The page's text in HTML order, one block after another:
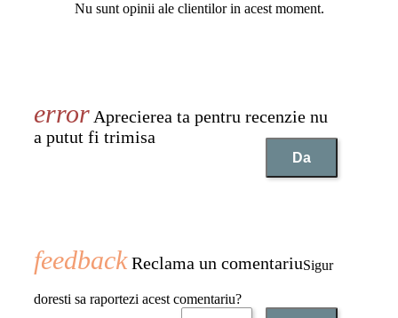
Nu sunt opinii ale clientilor in acest moment.
Aprecierea ta pentru recenzie nu
a putut fi trimisa
Da
Reclama un comentariuSigur
doresti sa raportezi acest comentariu?